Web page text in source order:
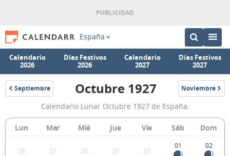
España
Calendario
2026
Días Festivos
2026
Calendario
2027
Días Festivos
2027
Septiembre
1927
Calendario
Lunar
Octubre
Octubre 1927 Noviembre
1927
Calendario Lunar Octubre 1927 de España.
Lun Mar Mié Jue Vie Sáb Dom
26 27 28 29 30
01 02